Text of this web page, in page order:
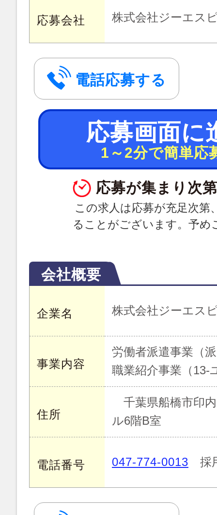
応募会社 株式会社ジーエス
電話応募する
応募画面に
1～2分で簡単応
応募が集まり次
この求人は応募が充足次第
ることがございます。予め
会社概要
企業名 株式会社ジーエス
事業内容
労働者派遣事業（
職業紹介事業（13-
住所
千葉県船橋市印
ル6階B室
電話番号 047-774-0013 採